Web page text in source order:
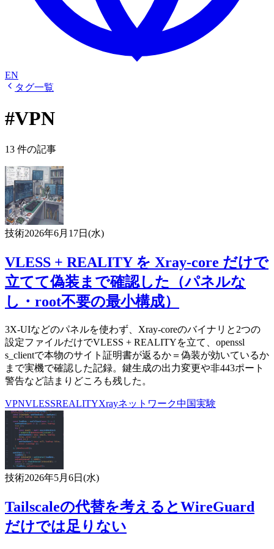
EN
タグ一覧
#VPN
13 件の記事
技術2026年6月17日(水)
VLESS + REALITY を Xray-core だけで
立てて偽装まで確認した（パネルな
し・root不要の最小構成）
3X-UIなどのパネルを使わず、Xray-coreのバイナリと2つの
設定ファイルだけでVLESS + REALITYを立て、openssl
s_clientで本物のサイト証明書が返るか＝偽装が効いているか
まで実機で確認した記録。鍵生成の出力変更や非443ポート
警告など詰まりどころも残した。
VPNVLESSREALITYXrayネットワーク中国実験
技術2026年5月6日(水)
Tailscaleの代替を考えるとWireGuard
だけでは足りない